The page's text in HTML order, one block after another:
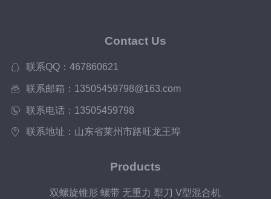
Contact Us
联系QQ：467860621
联系邮箱：13505459798@163.com
联系电话：13505459798
联系地址：山东省莱州市路旺龙王埠
Products
双螺旋锥形 螺带 无重力 犁刀 V型混合机